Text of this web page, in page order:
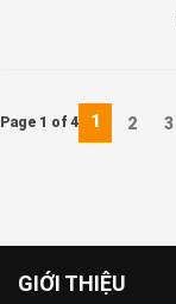
Page 1 of 4 1 2 3
GIỚI THIỆU